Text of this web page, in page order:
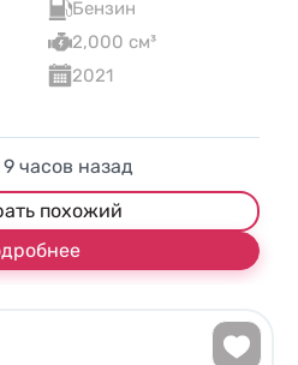
Бензин
2,000 см³
2021
9 часов назад
похожий